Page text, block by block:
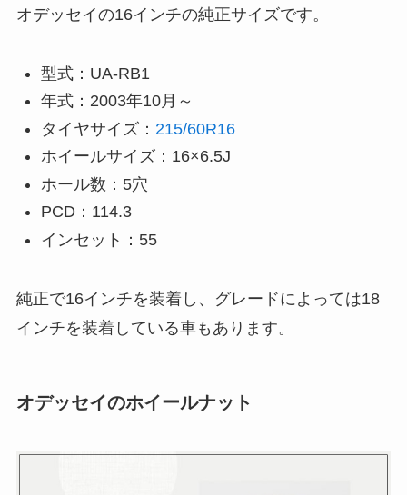
オデッセイの16インチの純正サイズです。
型式：UA-RB1
年式：2003年10月～
タイヤサイズ： 215/60R16
ホイールサイズ：16×6.5J
ホール数：5穴
PCD：114.3
インセット：55
純正で16インチを装着し、グレードによっては18
インチを装着している車もあります。
オデッセイのホイールナット